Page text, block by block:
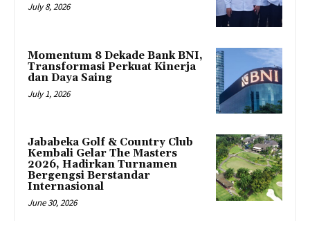
July 8, 2026
Momentum 8 Dekade Bank BNI,
Transformasi Perkuat Kinerja
dan Daya Saing
July 1, 2026
Jababeka Golf & Country Club
Kembali Gelar The Masters
2026, Hadirkan Turnamen
Bergengsi Berstandar
Internasional
June 30, 2026